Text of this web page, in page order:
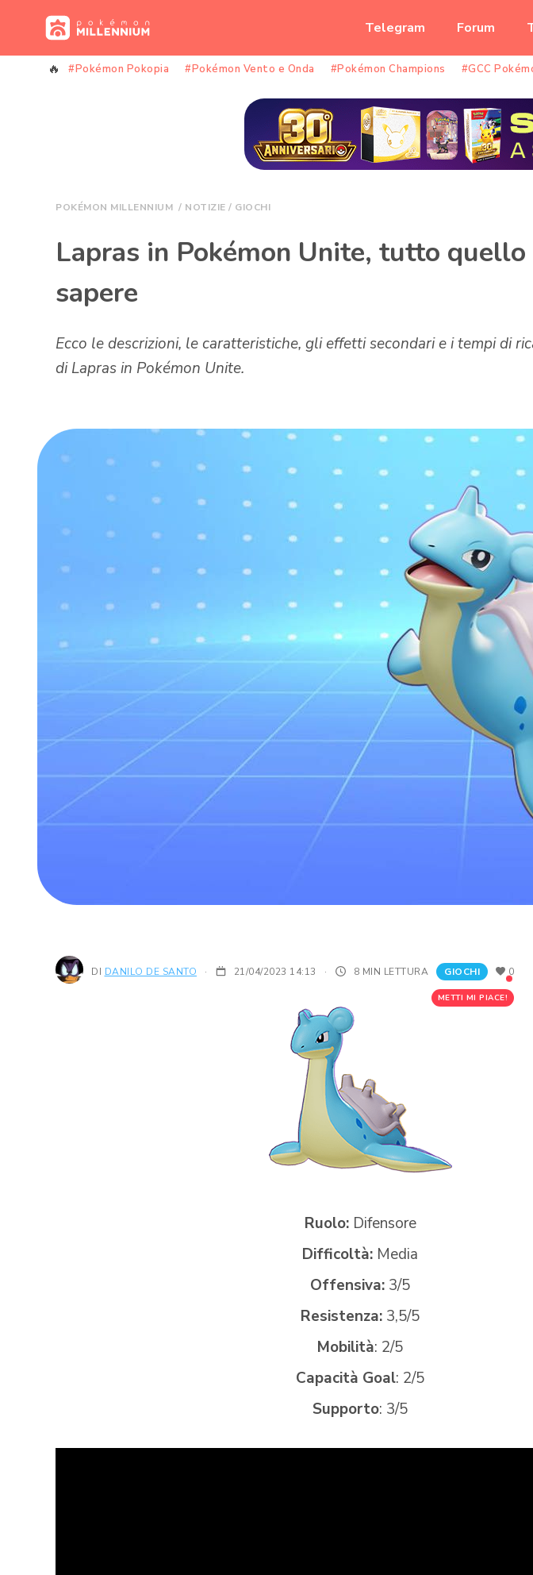
Telegram Forum
#Pokémon Pokopia #Pokémon Vento e Onda #Pokémon Champions #GCC
POKÉMON MILLENNIUM / NOTIZIE / GIOCHI
Lapras in Pokémon Unite, tutto quello
sapere
Ecco le descrizioni, le caratteristiche, gli effetti secondari e i tempi di
di Lapras in Pokémon Unite.
DI DANILO DE SANTO 21/04/2023 14:13 · 8 MIN LETTURA GIOCHI
METTI MI PIACE!
0
Ruolo:Difensore
Difficoltà: Media
Offensiva: 3/5
Resistenza: 3,5/5
Mobilità: 2/5
Capacità Goal: 2/5
Supporto: 3/5